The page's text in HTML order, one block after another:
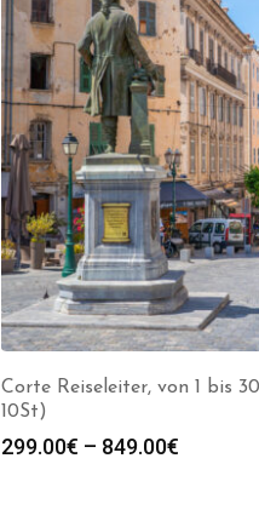
Corte Reiseleiter, von 1 bis
10St)
299.00€ – 849.00€